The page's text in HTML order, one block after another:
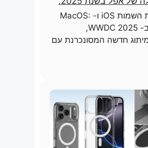
אפל משנה את השמות iOS ו- MacOS:
iOS 26 יוכרז ב- WWDC 2025,
חדשה המסונכרנת עם